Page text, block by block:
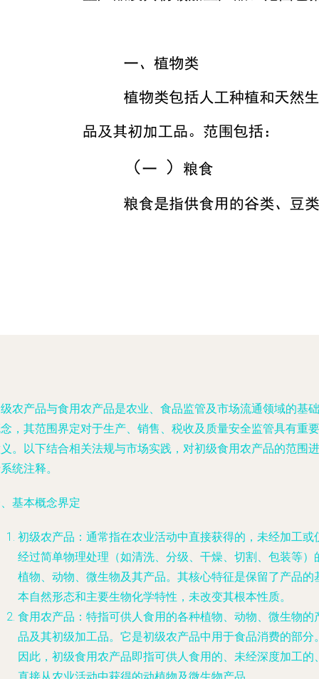
农产品与食用农产品是农业、食品监管及市场流通领域的基础
，其范围界定对于生产、销售、税收及质量安全监管具有重要
。以下结合相关法规与市场实践，对初级食用农产品的范围进
统注释。
基本概念界定
初级农产品 ：通常指在农业活动中直接获得的，未经加工或
经过简单物理处理（如清洗、分级、干燥、切割、包装等）
植物、动物、微生物及其产品。其核心特征是保留了产品的
本自然形态和主要生物化学特性，未改变其根本性质。
食用农产品 ：特指可供人食用的各种植物、动物、微生物的
品及其初级加工品。它是初级农产品中用于食品消费的部分
因此， 初级食用农产品即指可供人食用的、未经深度加工的